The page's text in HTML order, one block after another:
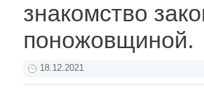
знакомство
поножовщиной.
18.12.2021